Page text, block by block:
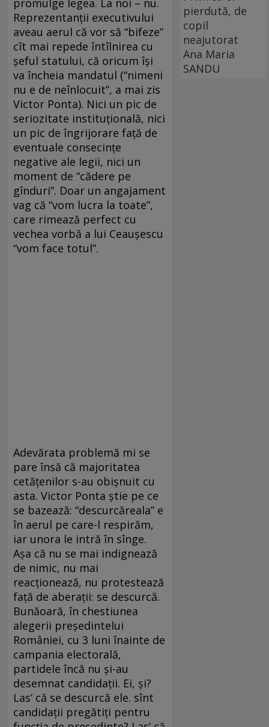
promulge legea. La noi – nu.
Reprezentanţii executivului
aveau aerul că vor să “bifeze”
cît mai repede întîlnirea cu
şeful statului, că oricum îşi
va încheia mandatul (“nimeni
nu e de neînlocuit”, a mai zis
Victor Ponta). Nici un pic de
seriozitate instituţională, nici
un pic de îngrijorare faţă de
eventuale consecinţe
negative ale legii, nici un
moment de “cădere pe
gînduri”. Doar un angajament
vag că “vom lucra la toate”,
care rimează perfect cu
vechea vorbă a lui Ceauşescu
“vom face totul”.
Adevărata problemă mi se
pare însă că majoritatea
cetăţenilor s-au obişnuit cu
asta. Victor Ponta ştie pe ce
se bazează: “descurcăreala” e
în aerul pe care-l respirăm,
iar unora le intră în sînge.
Aşa că nu se mai indignează
de nimic, nu mai
reacţionează, nu protestează
faţă de aberaţii: se descurcă.
Bunăoară, în chestiunea
alegerii preşedintelui
României, cu 3 luni înainte de
campania electorală,
partidele încă nu şi-au
desemnat candidaţii. Ei, şi?
Las’ că se descurcă ele. sînt
candidaţii pregătiţi pentru
pierdută, de
copil
neajutorat
Ana Maria
SANDU